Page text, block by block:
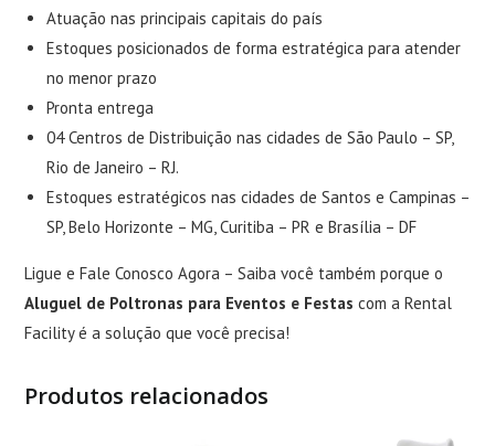
Atuação nas principais capitais do país
Estoques posicionados de forma estratégica para atender
no menor prazo
Pronta entrega
04 Centros de Distribuição nas cidades de São Paulo – SP,
Rio de Janeiro – RJ.
Estoques estratégicos nas cidades de Santos e Campinas –
SP, Belo Horizonte – MG, Curitiba – PR e Brasília – DF
Ligue e Fale Conosco Agora – Saiba você também porque o
Aluguel de Poltronas para Eventos e Festas com a Rental
Facility é a solução que você precisa!
Produtos relacionados